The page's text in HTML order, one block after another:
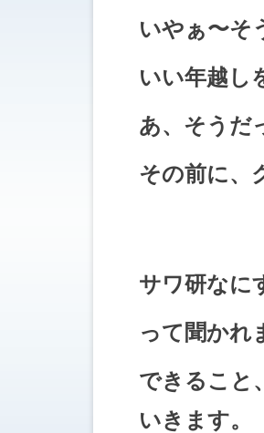
いやぁ〜そ
いい年越し
あ、そうだ
その前に、
サワ研なに
って聞かれ
できること
いきます。